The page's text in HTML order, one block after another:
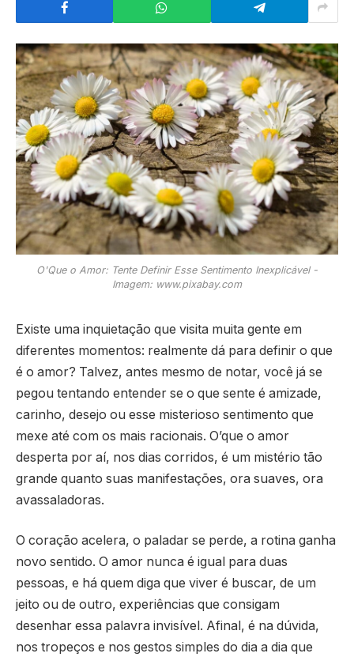
O'Que o Amor: Tente Definir Esse Sentimento Inexplicável -
Imagem: www.pixabay.com
Existe uma inquietação que visita muita gente em
diferentes momentos: realmente dá para definir o que
é o amor? Talvez, antes mesmo de notar, você já se
pegou tentando entender se o que sente é amizade,
carinho, desejo ou esse misterioso sentimento que
mexe até com os mais racionais. O’que o amor
desperta por aí, nos dias corridos, é um mistério tão
grande quanto suas manifestações, ora suaves, ora
avassaladoras.
O coração acelera, o paladar se perde, a rotina ganha
novo sentido. O amor nunca é igual para duas
pessoas, e há quem diga que viver é buscar, de um
jeito ou de outro, experiências que consigam
desenhar essa palavra invisível. Afinal, é na dúvida,
nos tropeços e nos gestos simples do dia a dia que